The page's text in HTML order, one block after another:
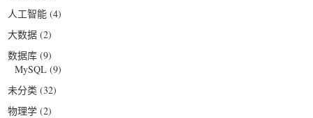
人工智能 (4)
大数据 (2)
数据库 (9)
MySQL (9)
未分类 (32)
物理学 (2)